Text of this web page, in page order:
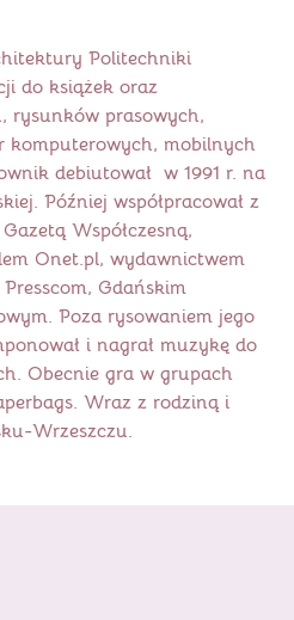
Politechniki
do książek oraz
rysunków prasowych,
komputerowych, mobilnych
debiutował w 1991 r. na
Później współpracował z
Współczesną,
Onet.pl, wydawnictwem
Gdańskim
Poza rysowaniem jego
i nagrał muzykę do
Obecnie gra w grupach
Wraz z rodziną i
Wrzeszczu.